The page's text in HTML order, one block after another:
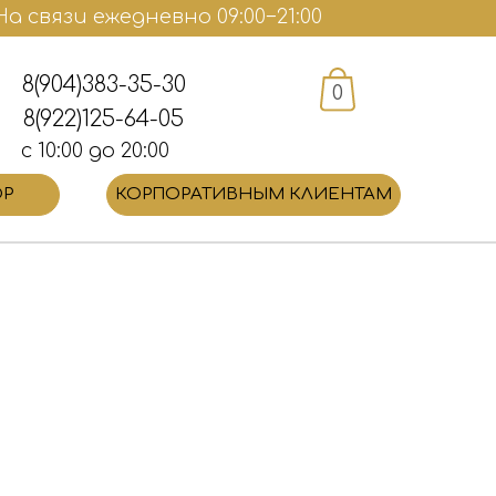
8(922)125-64-05
8(904)383-35-30
с 10:00 до 20:00
ежедневно 09:00−21:00
КОРПОРАТИВНЫМ КЛИЕНТАМ
0